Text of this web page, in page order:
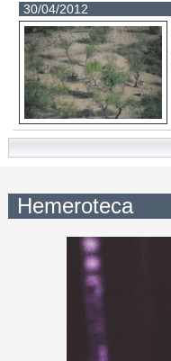
30/04/2012
Hemeroteca